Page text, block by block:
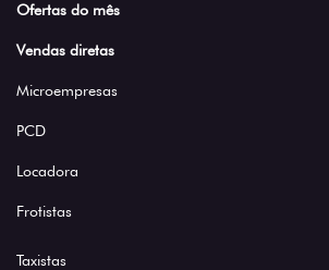
Ofertas do mês
Vendas diretas
Microempresas
PCD
Locadora
Frotistas
Taxistas